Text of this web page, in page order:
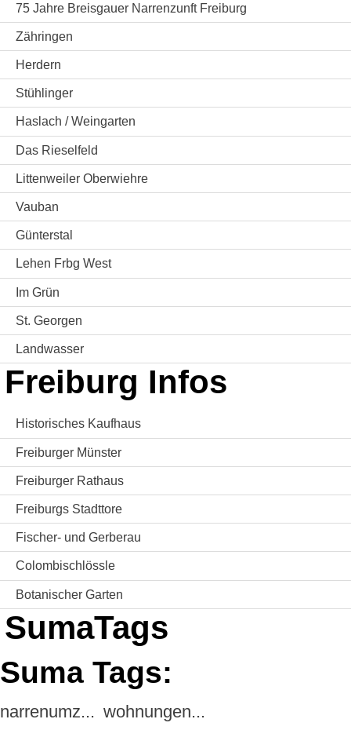
75 Jahre Breisgauer Narrenzunft Freiburg
Zähringen
Herdern
Stühlinger
Haslach / Weingarten
Das Rieselfeld
Littenweiler Oberwiehre
Vauban
Günterstal
Lehen Frbg West
Im Grün
St. Georgen
Landwasser
Freiburg Infos
Historisches Kaufhaus
Freiburger Münster
Freiburger Rathaus
Freiburgs Stadttore
Fischer- und Gerberau
Colombischlössle
Botanischer Garten
SumaTags
Suma Tags:
narrenumz... wohnungen...